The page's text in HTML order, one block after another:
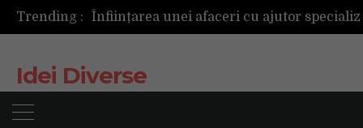
Trending :
Idei Diverse